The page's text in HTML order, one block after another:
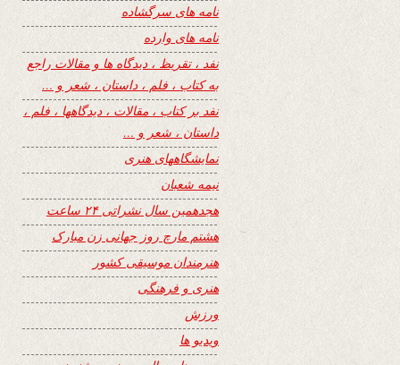
نامه های سرگشاده
نامه های وارده
نفد ، تقریظ ، دیدگاه ها و مقالات راجع
به کتاب ، فلم ، داستان ، شعر و …
نفد بر کتاب ، مقالات ، دیدگاهها ، فلم ،
داستان ، شعر و …
نمایشگاههای هنری
نیمه شعبان
هجدهمین سال نشراتی ۲۴ ساعت
هشتم مارچ روز جهانی زن مبارک
هنرمندان موسیقی کشور
هنری و فرهنگی
ورزش
ویدیو ها